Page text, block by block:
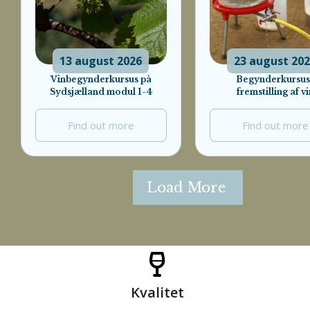
13 august 2026
Vinbegynderkursus på
Sydsjælland modul 1-4
Find out more
23 august
fremstilling af
Find out more
Load More
Kvalitet